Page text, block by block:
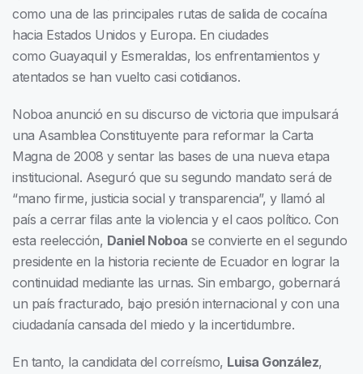
como una de las principales rutas de salida de cocaína
hacia Estados Unidos y Europa. En ciudades
como Guayaquil y Esmeraldas, los enfrentamientos y
atentados se han vuelto casi cotidianos.
Noboa anunció en su discurso de victoria que impulsará
una Asamblea Constituyente para reformar la Carta
Magna de 2008 y sentar las bases de una nueva etapa
institucional. Aseguró que su segundo mandato será de
“mano firme, justicia social y transparencia”, y llamó al
país a cerrar filas ante la violencia y el caos político. Con
esta reelección, Daniel Noboa se convierte en el segundo
presidente en la historia reciente de Ecuador en lograr la
continuidad mediante las urnas. Sin embargo, gobernará
un país fracturado, bajo presión internacional y con una
ciudadanía cansada del miedo y la incertidumbre.
En tanto, la candidata del correísmo, Luisa González,